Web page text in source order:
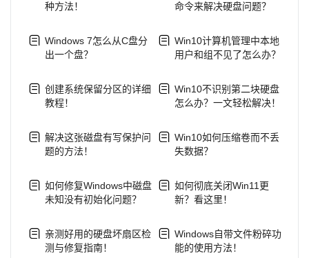
种方法！
Windows 7怎么从C盘分
出一个盘？
创建系统保留分区的详细
教程！
解决这张磁盘有写保护问
题的方法！
如何修复Windows中磁盘
未知没有初始化问题？
亲测好用的硬盘坏扇区检
测与修复指南！
命令来解决硬盘问题？
Win10计算机管理中本地
用户和组不见了怎么办？
Win10不识别第二块硬盘
怎么办？一文轻松解决！
Win10如何压缩卷而不丢
失数据？
如何彻底关闭Win11更
新？看这里！
Windows自带文件粉碎功
能的使用方法！